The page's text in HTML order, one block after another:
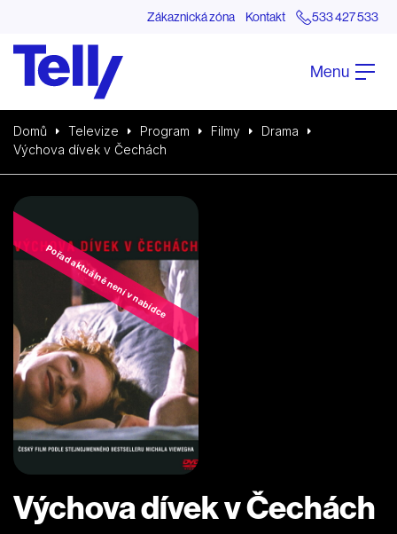
Zákaznická zóna Kontakt 533 427 533
Menu
Domů Televize Program Filmy
Drama
Výchova dívek v Čechách
Pořad aktuálně není v nabídce
Výchova dívek v Čechách